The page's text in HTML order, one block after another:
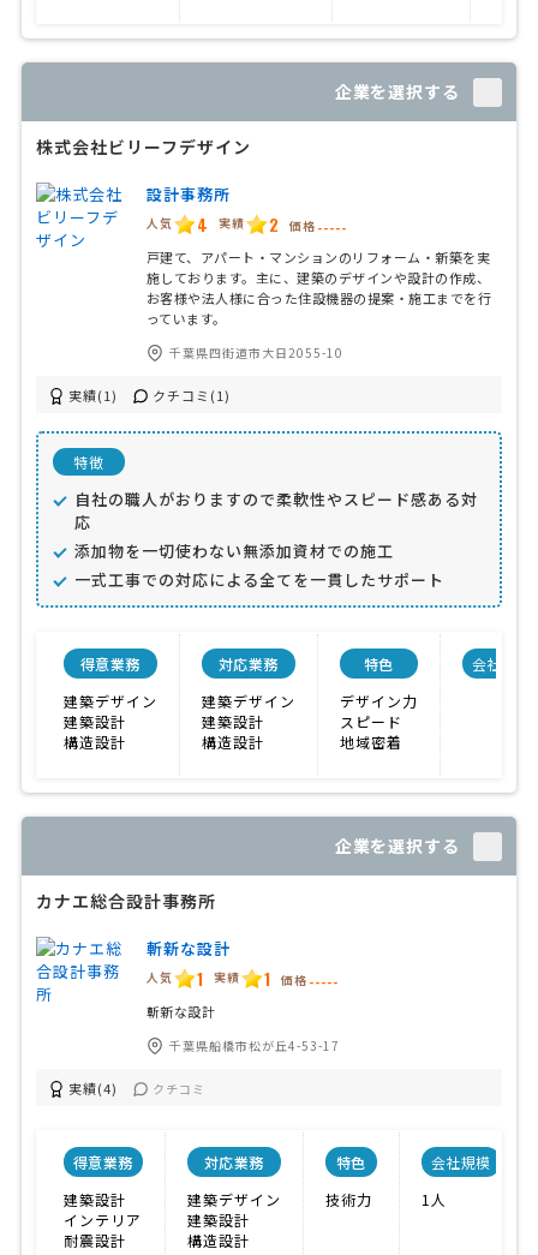
企業を選択する
株式会社ビリーフデザイン
設計事務所
人気 4 実績 2 価格 -----
戸建て、アパート・マンションのリフォーム・新築を実
施しております。主に、建築のデザインや設計の作成、
お客様や法人様に合った住設機器の提案・施工までを行
っています。
千葉県四街道市大日2055-10
実績(1) クチコミ(1)
特徴
自社の職人がおりますので柔軟性やスピード感ある対
応
添加物を一切使わない無添加資材での施工
一式工事での対応による全てを一貫したサポート
得意業務
建築デザイン
建築設計
構造設計
対応業務
建築デザイン
建築設計
構造設計
特色
デザイン力
スピード
地域密着
会社規模
企業を選択する
カナエ総合設計事務所
斬新な設計
人気 1 実績 1 価格 -----
斬新な設計
千葉県船橋市松が丘4-53-17
実績(4) クチコミ
得意業務
建築設計
インテリア
耐震設計
対応業務
建築デザイン
建築設計
構造設計
特色
技術力
会社規模
1人